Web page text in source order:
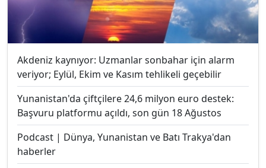
Akdeniz kaynıyor: Uzmanlar sonbahar için alarm
veriyor; Eylül, Ekim ve Kasım tehlikeli geçebilir
Yunanistan'da çiftçilere 24,6 milyon euro destek:
Başvuru platformu açıldı, son gün 18 Ağustos
Podcast | Dünya, Yunanistan ve Batı Trakya'dan
haberler